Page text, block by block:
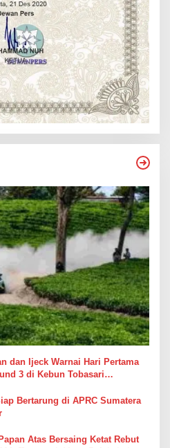
dan Ijeck Warnai Hari Pertama
3 di Kebun Tobasari
Bertarung di APRC Sumatera
Atas Bersaing Ketat Rebut